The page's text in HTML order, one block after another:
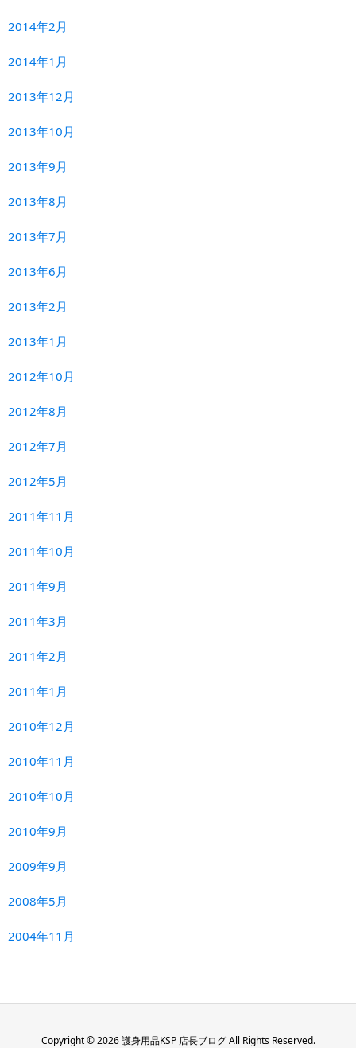
2014年2月
2014年1月
2013年12月
2013年10月
2013年9月
2013年8月
2013年7月
2013年6月
2013年2月
2013年1月
2012年10月
2012年8月
2012年7月
2012年5月
2011年11月
2011年10月
2011年9月
2011年3月
2011年2月
2011年1月
2010年12月
2010年11月
2010年10月
2010年9月
2009年9月
2008年5月
2004年11月
Copyright ©2026 護身用品KSP 店長ブログAll Rights Reserved.